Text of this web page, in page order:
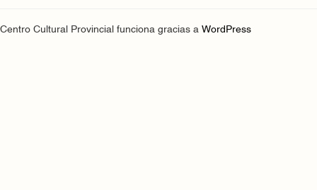
Centro Cultural Provincial funciona gracias a WordPress